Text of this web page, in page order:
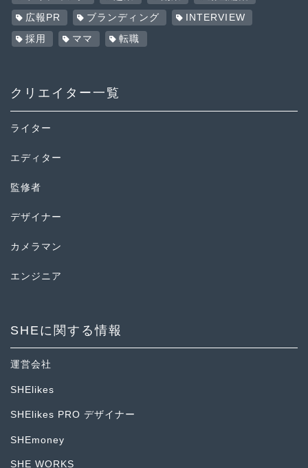
広報PR ブランディング INTERVIEW
採用 ママ 転職
クリエイター一覧
ライター
エディター
監修者
デザイナー
カメラマン
エンジニア
SHEに関する情報
運営会社
SHElikes
SHElikes PRO デザイナー
SHEmoney
SHE WORKS